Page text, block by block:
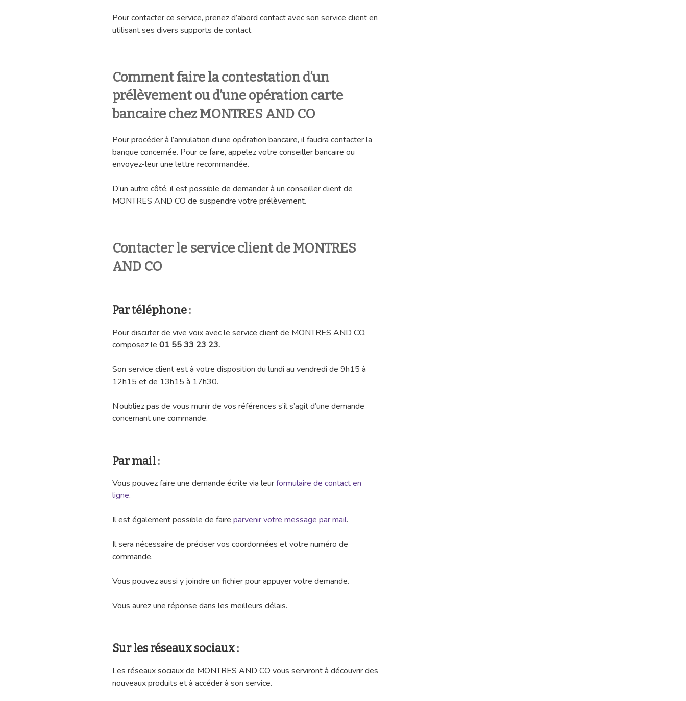
Pour contacter ce service, prenez d’abord contact avec son service client en
utilisant ses divers supports de contact.
Comment faire la contestation d’un
prélèvement ou d’une opération carte
bancaire chez MONTRES AND CO
Pour procéder à l’annulation d’une opération bancaire, il faudra contacter la
banque concernée. Pour ce faire, appelez votre conseiller bancaire ou
envoyez-leur une lettre recommandée.
D’un autre côté, il est possible de demander à un conseiller client de
MONTRES AND CO de suspendre votre prélèvement.
Contacter le service client de MONTRES
AND CO
Par téléphone :
Pour discuter de vive voix avec le service client de MONTRES AND CO,
composez le 01 55 33 23 23.
Son service client est à votre disposition du lundi au vendredi de 9h15 à
12h15 et de 13h15 à 17h30.
N’oubliez pas de vous munir de vos références s’il s’agit d’une demande
concernant une commande.
Par mail :
Vous pouvez faire une demande écrite via leurformulaire de contact en
ligne.
Il est également possible de faire parvenir votre message par mail.
Il sera nécessaire de préciser vos coordonnées et votre numéro de
commande.
Vous pouvez aussi y joindre un fichier pour appuyer votre demande.
Vous aurez une réponse dans les meilleurs délais.
Sur les réseaux sociaux :
Les réseaux sociaux de MONTRES AND CO vous serviront à découvrir des
nouveaux produits et à accéder à son service.